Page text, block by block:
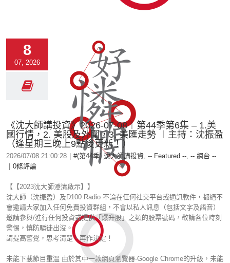
8
07, 2026
《沈大師講投資》2026-07-08︱第44季第6集 – 1.美
國行情，2. 美股及外圍，3. 美匯走勢 ︱主持：沈振盈
（逢星期三晚上9點後更新！）
2026/07/08 21:00:28 #(第44季) 沈大師講投資, -- Featured --, -- 網台 --
0條評論
【【2023沈大師澄清啟示】】
沈大師（沈振盈）及D100 Radio 不論在任何社交平台或通訊軟件，都絕不
會邀請大家加入任何免費投資群組，不會以私人訊息（包括文字及語音）
邀請參與/進行任何投資或提供「爆升股」之類的股票號碼，敬請各位時刻
警惕，慎防騙徒出沒。
請提高警覺，思考清楚，再作決定！
未能下載節目重溫 由於其中一款網頁瀏覽器-Google Chrome的升級，未能